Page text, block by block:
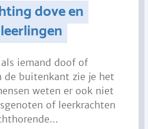
dove en
iemand doof of
de buitenkant zie je het
weten er ook niet
of leerkrachten